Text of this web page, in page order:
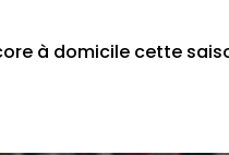
à domicile cette